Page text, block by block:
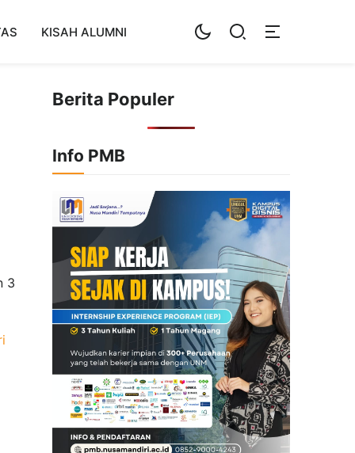
KISAH ALUMNI
3
Berita Populer
Info PMB